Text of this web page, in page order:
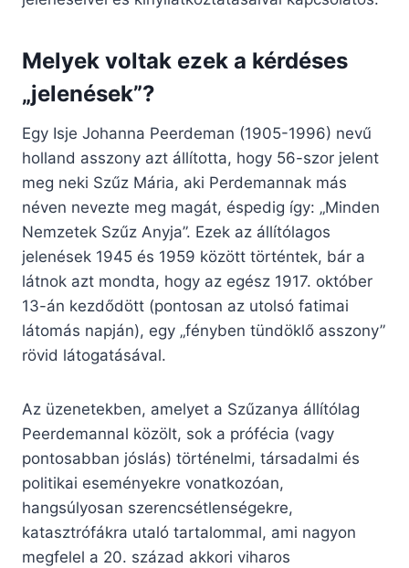
Melyek voltak ezek a kérdéses
„jelenések”?
Egy Isje Johanna Peerdeman (1905-1996) nevű
holland asszony azt állította, hogy 56-szor jelent
meg neki Szűz Mária, aki Perdemannak más
néven nevezte meg magát, éspedig így: „Minden
Nemzetek Szűz Anyja”. Ezek az állítólagos
jelenések 1945 és 1959 között történtek, bár a
látnok azt mondta, hogy az egész 1917. október
13-án kezdődött (pontosan az utolsó fatimai
látomás napján), egy „fényben tündöklő asszony”
rövid látogatásával.
Az üzenetekben, amelyet a Szűzanya állítólag
Peerdemannal közölt, sok a prófécia (vagy
pontosabban jóslás) történelmi, társadalmi és
politikai eseményekre vonatkozóan,
hangsúlyosan szerencsétlenségekre,
katasztrófákra utaló tartalommal, ami nagyon
megfelel a 20. század akkori viharos